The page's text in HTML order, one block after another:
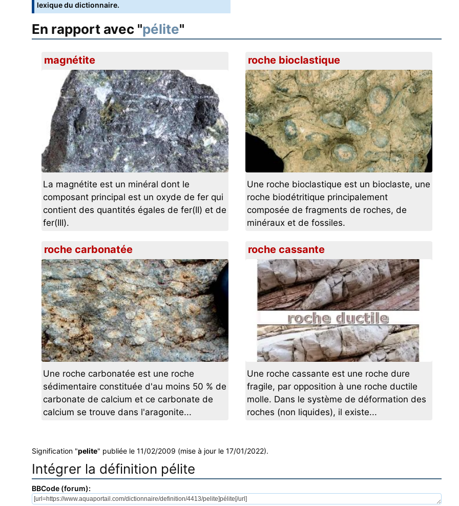
lexique du dictionnaire.
En rapport avec "pélite"
magnétite
La magnétite est un minéral dont le
composant principal est un oxyde de fer qui
contient des quantités égales de fer(II) et de
fer(III).
roche bioclastique
Une roche bioclastique est un bioclaste, une
roche biodétritique principalement
composée de fragments de roches, de
minéraux et de fossiles.
roche carbonatée
Une roche carbonatée est une roche
sédimentaire constituée d'au moins 50 % de
carbonate de calcium et ce carbonate de
calcium se trouve dans l'aragonite...
roche cassante
Une roche cassante est une roche dure
fragile, par opposition à une roche ductile
molle. Dans le système de déformation des
roches (non liquides), il existe...
Signification "pelite" publiée le 11/02/2009 (mise à jour le 17/01/2022).
Intégrer la définition pélite
BBCode (forum):